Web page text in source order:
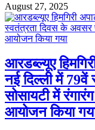
August 27, 2025
आरडब्ल्यूए
नई दिल्ली में
सोसायटी में
आयोजन किया